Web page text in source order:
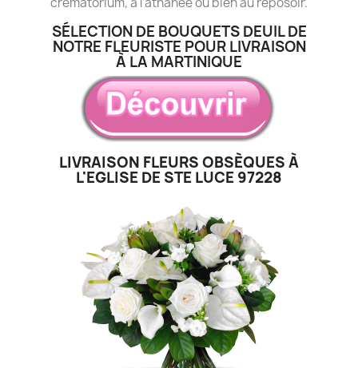
SÉLECTION DE BOUQUETS DEUIL DE
NOTRE FLEURISTE POUR LIVRAISON
À LA MARTINIQUE
LIVRAISON FLEURS OBSÈQUES À
L'EGLISE DE STE LUCE 97228